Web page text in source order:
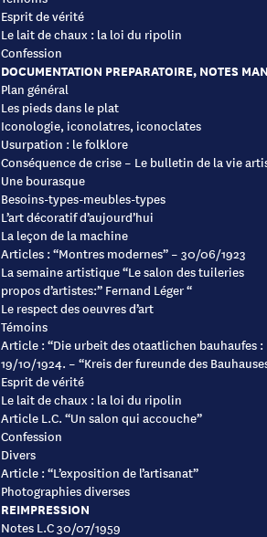
Esprit de vérité
Le lait de chaux : la loi du ripolin
Confession
DOCUMENTATION PREPARATOIRE, NOTES
Plan général
Les pieds dans le plat
Iconologie, iconolatres, iconoclates
Usurpation : le folklore
Conséquence de crise – Le bulletin de la vie
Une bourasque
Besoins-types-meubles-types
L’art décoratif d’aujourd’hui
La leçon de la machine
Articles : “Montres modernes” – 30/06/1923
La semaine artistique “Le salon des tuileries
propos d’artistes:” Fernand Léger “
Le respect des oeuvres d’art
Témoins
Article : “Die urbeit des otaatlichen bauhaufes
19/10/1924. – “Kreis der fureunde des
Esprit de vérité
Le lait de chaux : la loi du ripolin
Article L.C. “Un salon qui accouche”
Confession
Divers
Article : “L’exposition de l’artisanat”
Photographies diverses
REIMPRESSION
Notes L.C 30/07/1959